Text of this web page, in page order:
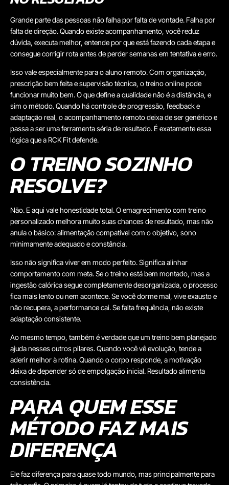
Grande parte das pessoas não falha por falta de vontade. Falha por
falta de direção. Quando existe acompanhamento, você reduz
dúvida, executa melhor, entende por que está fazendo cada etapa e
consegue corrigir rota antes de perder semanas em tentativa e erro.
Isso vale especialmente para o aluno remoto. Com organização,
prescrição bem feita e supervisão técnica, o treino online pode
funcionar muito bem. O que define a qualidade não é a distância, e
sim o método. Quando há controle de progressão, feedback e
adaptação real, o acompanhamento remoto deixa de ser genérico e
passa a ser uma ferramenta séria de resultado. É exatamente essa
lógica que a RCK Fit defende.
O TREINO SOZINHO
RESOLVE?
Não. E aqui vale honestidade total. O emagrecimento com treino
personalizado melhora muito suas chances de resultado, mas não
anula o básico: alimentação compatível com o objetivo, sono
minimamente adequado e constância.
Isso não significa viver em modo perfeito. Significa alinhar
comportamento com meta. Se o treino está bem montado, mas a
ingestão calórica segue completamente desorganizada, o processo
fica mais lento ou nem acontece. Se você dorme mal, vive exausto e
não recupera, a performance cai. Se falta frequência, não existe
adaptação consistente.
Ao mesmo tempo, também é verdade que um treino bem planejado
ajuda nesses outros pilares. Quando você vê evolução, tende a
aderir melhor à rotina. Quando o corpo responde, a motivação
deixa de depender só de empolgação inicial. Resultado alimenta
consistência.
PARA QUEM ESSE
MÉTODO FAZ MAIS
DIFERENÇA
Ele faz diferença para quase todo mundo, mas principalmente para